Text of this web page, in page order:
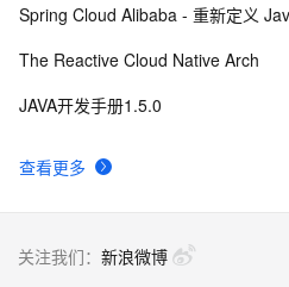
查看更多
Spring Cloud Alibaba - 重新定义
The Reactive Cloud Native Arch
JAVA开发手册1.5.0
关注我们： 新浪微博